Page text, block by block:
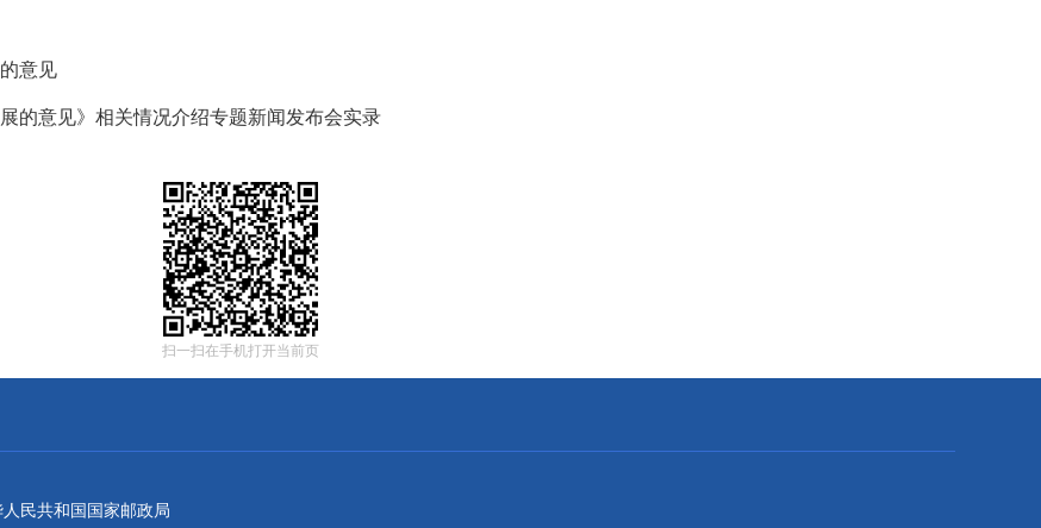
意见
的意见》相关情况介绍专题新闻发布会实录
扫一扫在手机打开当前页
民共和国国家邮政局